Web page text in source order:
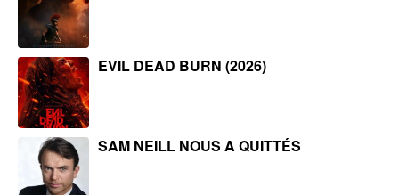
EVIL DEAD BURN (2026)
SAM NEILL NOUS A QUITTÉS